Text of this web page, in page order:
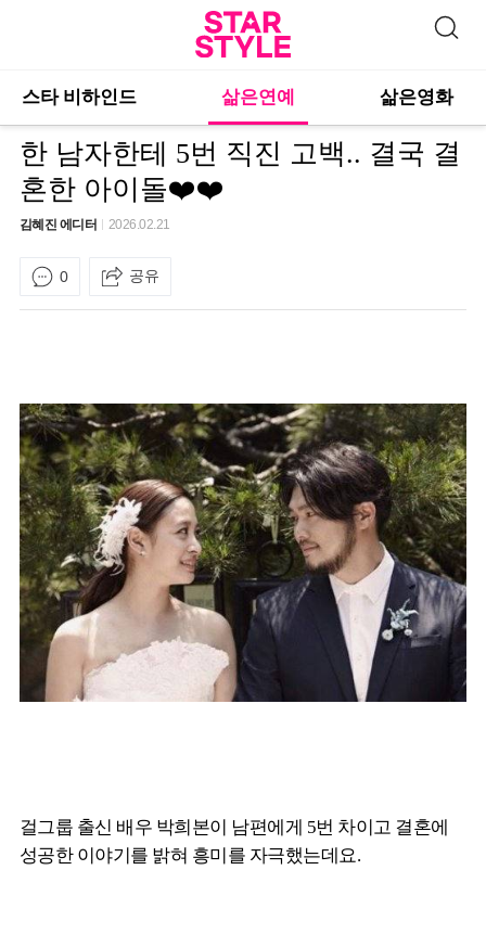
스타 비하인드 삶은연예 삶은영화
한 남자한테 5번 직진 고백.. 결국 결
혼한 아이돌❤️❤️
김혜진 에디터 2026.02.21
0 공유
걸그룹 출신 배우 박희본이 남편에게 5번 차이고 결혼에
성공한 이야기를 밝혀 흥미를 자극했는데요.